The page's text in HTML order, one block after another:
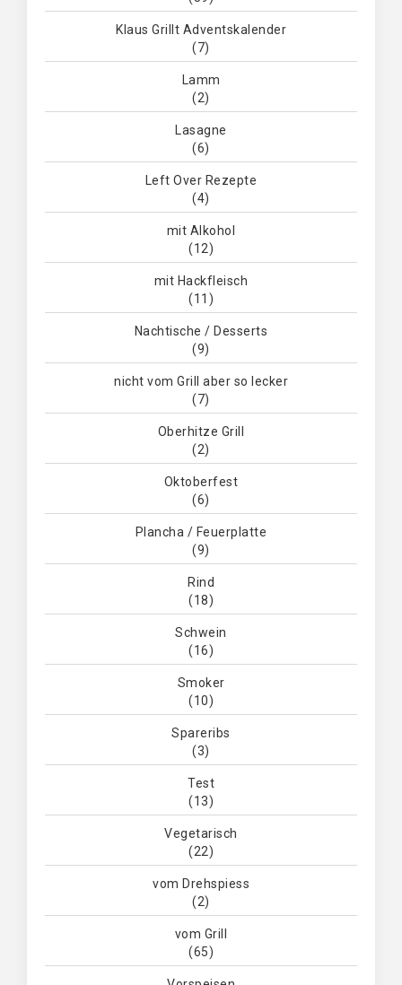
Klaus Grillt Adventskalender
(7)
Lamm
(2)
Lasagne
(6)
Left Over Rezepte
(4)
mit Alkohol
(12)
mit Hackfleisch
(11)
Nachtische / Desserts
(9)
nicht vom Grill aber so lecker
(7)
Oberhitze Grill
(2)
Oktoberfest
(6)
Plancha / Feuerplatte
(9)
Rind
(18)
Schwein
(16)
Smoker
(10)
Spareribs
(3)
Test
(13)
Vegetarisch
(22)
vom Drehspiess
(2)
vom Grill
(65)